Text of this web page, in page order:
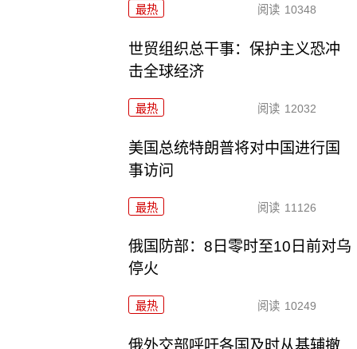
最热 阅读 10348
世贸组织总干事：保护主义恐冲
击全球经济
最热 阅读 12032
美国总统特朗普将对中国进行国
事访问
最热 阅读 11126
俄国防部：8日零时至10日前对乌
停火
最热 阅读 10249
俄外交部呼吁各国及时从基辅撤